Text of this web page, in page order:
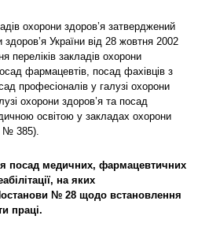
охорони здоров’я затверджений
України від 28 жовтня 2002
закладів охорони
фармацевтів, посад фахівців з
професіоналів у галузі охорони
охорони здоров’я та посад
освітою у закладах охорони
№ 385).
посад медичних, фармацевтичних
на яких
№ 28 щодо встановлення
праці.